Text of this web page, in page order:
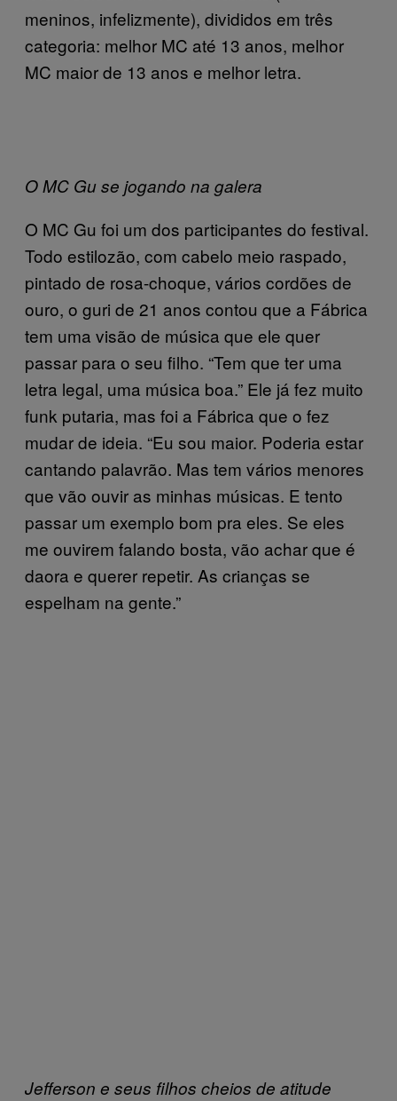
meninos, infelizmente), divididos em três
categoria: melhor MC até 13 anos, melhor
MC maior de 13 anos e melhor letra.
O MC Gu se jogando na galera
O MC Gu foi um dos participantes do festival.
Todo estilozão, com cabelo meio raspado,
pintado de rosa-choque, vários cordões de
ouro, o guri de 21 anos contou que a Fábrica
tem uma visão de música que ele quer
passar para o seu filho. “Tem que ter uma
letra legal, uma música boa.” Ele já fez muito
funk putaria, mas foi a Fábrica que o fez
mudar de ideia. “Eu sou maior. Poderia estar
cantando palavrão. Mas tem vários menores
que vão ouvir as minhas músicas. E tento
passar um exemplo bom pra eles. Se eles
me ouvirem falando bosta, vão achar que é
daora e querer repetir. As crianças se
espelham na gente.”
Jefferson e seus filhos cheios de atitude